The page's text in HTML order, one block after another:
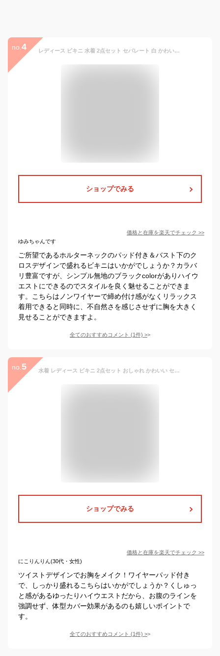
no. 4 レディース ビキニ 水着 2点セット セパレート 白 かわいい アースカラー ブラ バスト 黒 無地 リボン セクシー かわいい 三角ビキニ 流行 盛れる 体型カバー パッド付き ホルターネック 20代 30代 40代 ノンワイヤー
ショップでみる
価格と在庫を楽天でチェック >>
ゆみちゃんです
ご所望であるホルターネックのパッド付き＆バスト下のク
ロスデザインで盛れるビキニはいかがでしょうか？カラバ
リ豊富ですが、シンプル無地のブラックcolorがありハイウ
エストにできるのでスタイルを良く魅せることができま
す。こちらはノンワイヤーで締め付け感がなくリラックス
着用できると同時に、不自然さを感じさせずに胸を大きく
見せることができますよ。
全てのおすすめコメント (1件) >
no. 5 水着 レディース ビキニ 2点セット おしゃれ かわいい セクシー 2way ツイストデザイン 黒 白 無地 大人 バンドゥ 肩ひも ストラップ 取り外し可 ホルターネック 調節 ワイヤー パッド付き バスト 盛れる ギャザー ハイウエストショーツ お腹 カバーアップ 夏 海
ショップでみる
価格と在庫を楽天でチェック >>
にこりんりん(30代・女性)
ツイストデザインでお胸をメイク！ワイヤーパッド付き
で、しっかり盛れるこちらはいかがでしょうか？くしゅっ
と感があるゆったりハイウエストだから、お腹のラインを
強調せず、体型カバー効果があるのも嬉しいポイントで
す。
全てのおすすめコメント (1件) >